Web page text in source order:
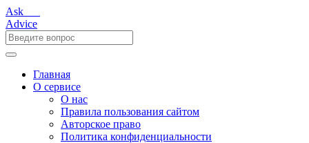
Ask___
Advice
Главная
О сервисе
О нас
Правила пользования сайтом
Авторское право
Политика конфиденциальности